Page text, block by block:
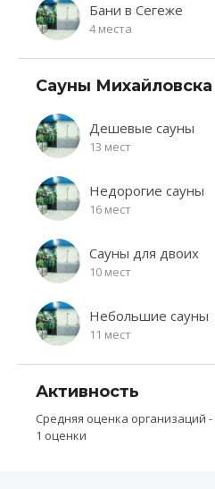
Бани в Сегеже
4 места
Сауны Михайловска
Дешевые сауны
13 мест
Недорогие сауны
16 мест
Сауны для двоих
10 мест
Небольшие сауны
11 мест
Активность
Средняя оценка организаций
1 оценки